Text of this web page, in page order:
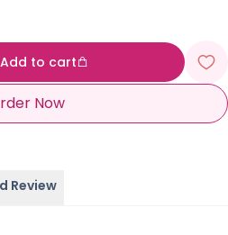
Add to cart
Now
Review